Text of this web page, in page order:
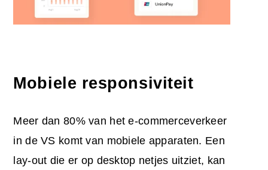
Mobiele responsiviteit
Meer dan 80% van het e-commerceverkeer
in de VS komt van mobiele apparaten. Een
lay-out die er op desktop netjes uitziet, kan